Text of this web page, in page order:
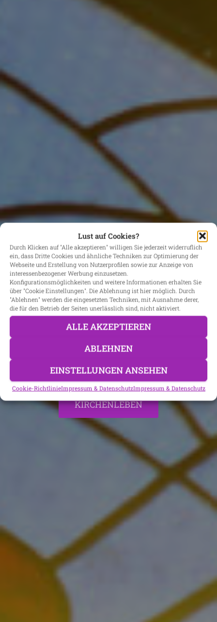
Lust auf Cookies?
Durch Klicken auf "Alle akzeptieren" willigen Sie jederzeit widerruflich
ein, dass Dritte Cookies und ähnliche Techniken zur Optimierung der
Webseite und Erstellung von Nutzerprofilen sowie zur Anzeige von
interessenbezogener Werbung einzusetzen.
Konfigurationsmöglichkeiten und weitere Informationen erhalten Sie
über "Cookie Einstellungen". Die Ablehnung ist hier möglich. Durch
"Ablehnen" werden die eingesetzten Techniken, mit Ausnahme derer,
die für den Betrieb der Seiten unerlässlich sind, nicht aktiviert.
ALLE AKZEPTIEREN
ABLEHNEN
EINSTELLUNGEN ANSEHEN
Cookie-RichtlinieImpressum & DatenschutzImpressum & Datenschutz
Ein herzliches Grüß
Gott
Döfering - Hiltersried
KIRCHENLEBEN